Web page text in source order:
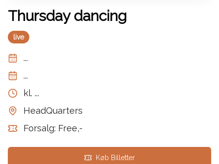
Thursday dancing
live
...
...
kl. ...
HeadQuarters
Forsalg: Free,-
Køb Billetter